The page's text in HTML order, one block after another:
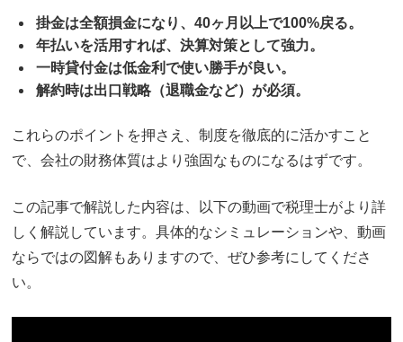
掛金は全額損金になり、40ヶ月以上で100%戻る。
年払いを活用すれば、決算対策として強力。
一時貸付金は低金利で使い勝手が良い。
解約時は出口戦略（退職金など）が必須。
これらのポイントを押さえ、制度を徹底的に活かすこと
で、会社の財務体質はより強固なものになるはずです。
この記事で解説した内容は、以下の動画で税理士がより詳
しく解説しています。具体的なシミュレーションや、動画
ならではの図解もありますので、ぜひ参考にしてくださ
い。